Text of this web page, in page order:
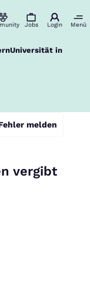
Jobs Login Menü
in
melden
vergibt